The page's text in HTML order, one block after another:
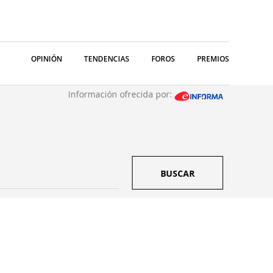
OPINIÓN TENDENCIAS FOROS PREMIOS
Información ofrecida por:
BUSCAR